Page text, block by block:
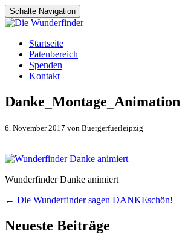
Schalte Navigation
Zum
Inhalt
springen
Startseite
Patenbereich
Spenden
Kontakt
Danke_Montage_Animation
6. November 2017 von Buergerfuerleipzig
Wunderfinder Danke animiert
Artikel-
Navigation
← Die Wunderfinder sagen DANKEschön!
Neueste Beiträge